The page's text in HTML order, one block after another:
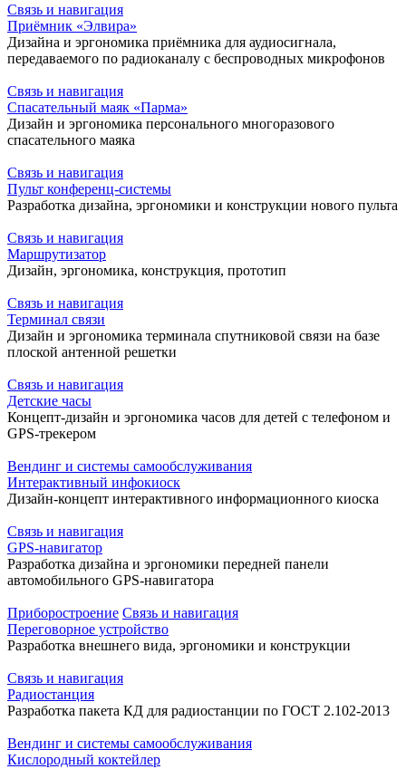
Связь и навигация
Приёмник «Элвира»
Дизайна и эргономика приёмника для аудиосигнала,
передаваемого по радиоканалу с беспроводных микрофонов
Связь и навигация
Спасательный маяк «Парма»
Дизайн и эргономика персонального многоразового
спасательного маяка
Связь и навигация
Пульт конференц-системы
Разработка дизайна, эргономики и конструкции нового пульта
Связь и навигация
Маршрутизатор
Дизайн, эргономика, конструкция, прототип
Связь и навигация
Терминал связи
Дизайн и эргономика терминала спутниковой связи на базе
плоской антенной решетки
Связь и навигация
Детские часы
Концепт-дизайн и эргономика часов для детей с телефоном и
GPS-трекером
Вендинг и системы самообслуживания
Интерактивный инфокиоск
Дизайн-концепт интерактивного информационного киоска
Связь и навигация
GPS-навигатор
Разработка дизайна и эргономики передней панели
автомобильного GPS-навигатора
Приборостроение Связь и навигация
Переговорное устройство
Разработка внешнего вида, эргономики и конструкции
Связь и навигация
Радиостанция
Разработка пакета КД для радиостанции по ГОСТ 2.102-2013
Вендинг и системы самообслуживания
Кислородный коктейлер